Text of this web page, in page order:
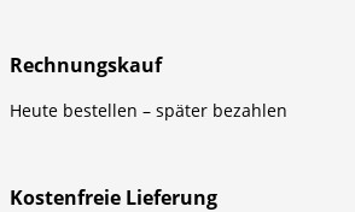
Rechnungskauf
Heute bestellen – später bezahlen
Kostenfreie Lieferung